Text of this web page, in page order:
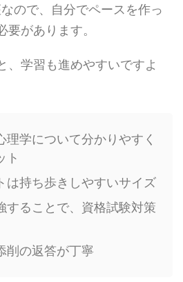
ので、自分でペースを作っ
要があります。
、学習も進めやすいですよ
理学について分かりやすく
ト
は持ち歩きしやすいサイズ
することで、資格試験対策
削の返答が丁寧